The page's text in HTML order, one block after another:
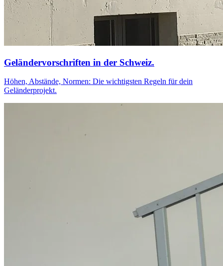
Geländervorschriften in der Schweiz.
Höhen, Abstände, Normen: Die wichtigsten Regeln für dein
Geländerprojekt.